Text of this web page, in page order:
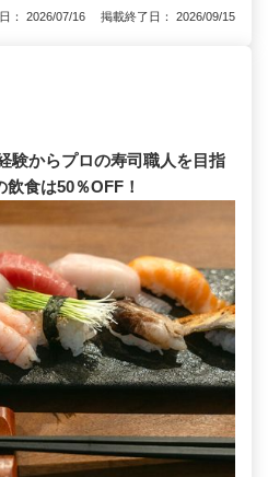
： 2026/07/16 掲載終了日： 2026/09/15
験からプロの寿司職人を目指
食は50％OFF！